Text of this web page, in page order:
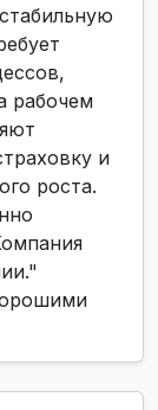
рабочем
и
роста.